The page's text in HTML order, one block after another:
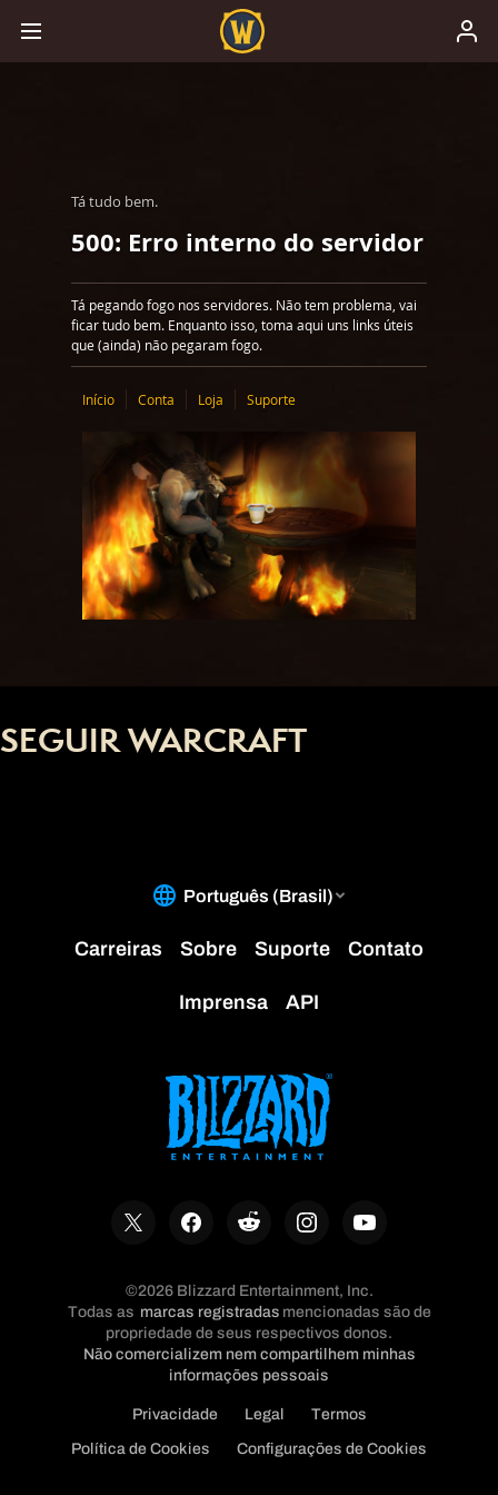
Tá tudo bem.
500: Erro interno do servidor
Tá pegando fogo nos servidores. Não tem problema, vai
ficar tudo bem. Enquanto isso, toma aqui uns links úteis
que (ainda) não pegaram fogo.
Início Conta Loja Suporte
SEGUIR WARCRAFT